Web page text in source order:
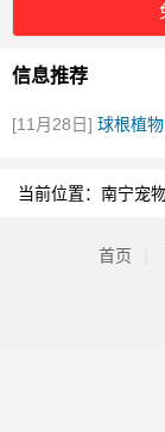
信息推荐
[11月28日] 球根植物
当前位置： 南宁宠
首页